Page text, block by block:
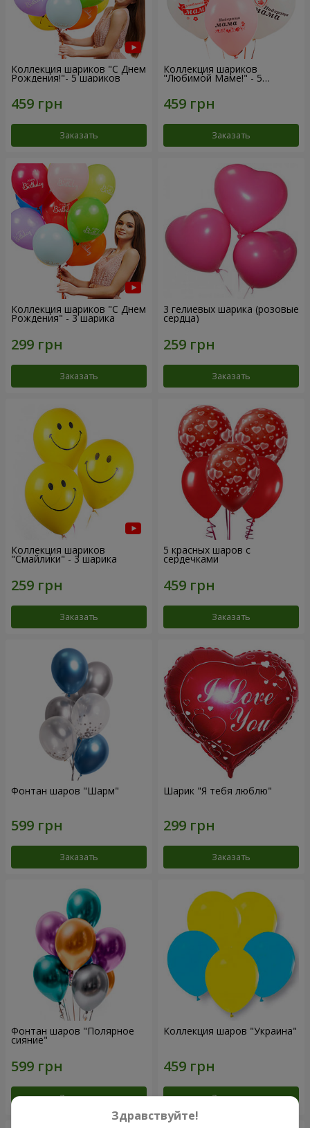
Коллекция шариков "С Днем
Рождения!"- 5 шариков
Заказать
Коллекция шариков
"Любимой Маме!" - 5
Заказать
Коллекция шариков "С Днем
Рождения" - 3 шарика
Заказать
3 гелиевых шарика (розовые
сердца)
Заказать
Коллекция шариков
"Смайлики" - 3 шарика
Заказать
5 красных шаров с
сердечками
Заказать
Фонтан шаров "Шарм"
Заказать
Шарик "Я тебя люблю"
Заказать
Фонтан шаров "Полярное
сияние"
Заказать
Коллекция шаров "Украина"
Заказать
Здравствуйте!